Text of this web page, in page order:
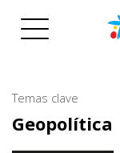
Temas clave
Geopolítica